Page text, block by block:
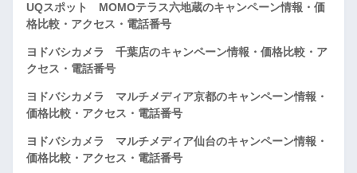
UQスポット MOMOテラス六地蔵のキャンペーン情報・価
格比較・アクセス・電話番号
ヨドバシカメラ 千葉店のキャンペーン情報・価格比較・ア
クセス・電話番号
ヨドバシカメラ マルチメディア京都のキャンペーン情報・
価格比較・アクセス・電話番号
ヨドバシカメラ マルチメディア仙台のキャンペーン情報・
価格比較・アクセス・電話番号